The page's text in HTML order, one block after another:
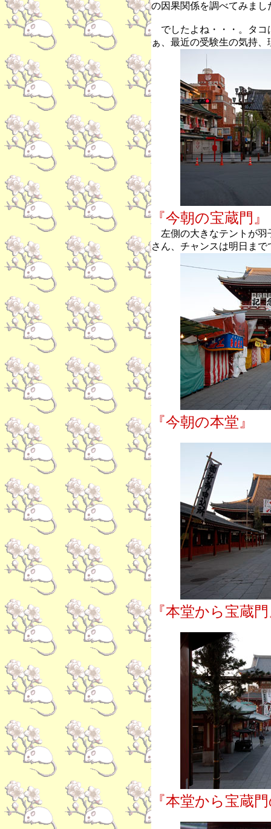
の因果関係を調べてみまし
でしたよね・・・。タコ
ぁ、最近の受験生の気持
『今朝の宝蔵門』
左側の大きなテントが羽
さん、チャンスは明日まで
『今朝の本堂』
『本堂から宝蔵
『本堂から宝蔵